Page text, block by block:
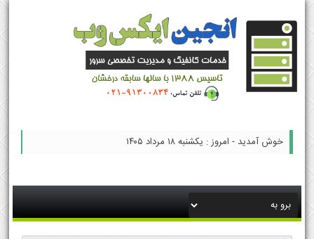
خوش آمدید - امروز : یکشنبه ۱۸ مرداد ۱۴۰۵